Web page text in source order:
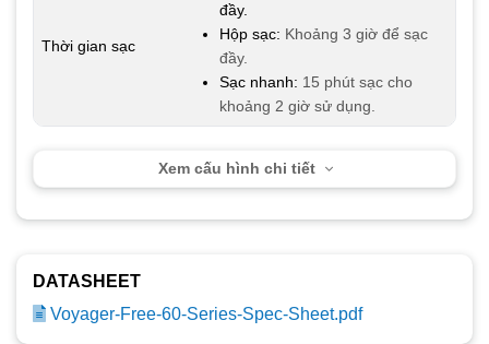
Thời gian sạc
đầy.
Hộp sạc: Khoảng 3 giờ để sạc
đầy.
Sạc nhanh: 15 phút sạc cho
khoảng 2 giờ sử dụng.
Xem cấu hình chi tiết
DATASHEET
Voyager-Free-60-Series-Spec-Sheet.pdf